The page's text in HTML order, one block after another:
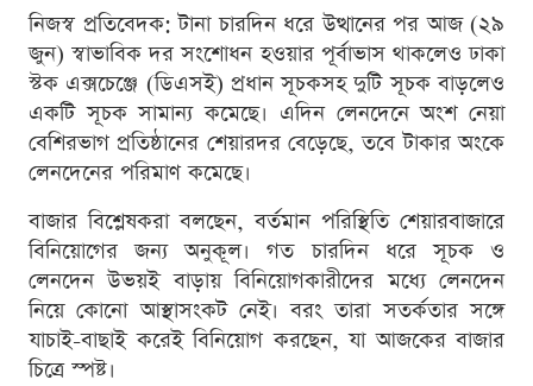
নিজস্ব প্রতিবেদক: টানা চারদিন ধরে উত্থানের পর আজ (২৯
জুন) স্বাভাবিক দর সংশোধন হওয়ার পূর্বাভাস থাকলেও ঢাকা
স্টক এক্সচেঞ্জে (ডিএসই) প্রধান সূচকসহ দুটি সূচক বাড়লেও
একটি সূচক সামান্য কমেছে। এদিন লেনদেনে অংশ নেয়া
বেশিরভাগ প্রতিষ্ঠানের শেয়ারদর বেড়েছে, তবে টাকার অংকে
লেনদেনের পরিমাণ কমেছে।
বাজার বিশ্লেষকরা বলছেন, বর্তমান পরিস্থিতি শেয়ারবাজারে
বিনিয়োগের জন্য অনুকূল। গত চারদিন ধরে সূচক ও
লেনদেন উভয়ই বাড়ায় বিনিয়োগকারীদের মধ্যে লেনদেন
নিয়ে কোনো আস্থাসংকট নেই। বরং তারা সতর্কতার সঙ্গে
যাচাই-বাছাই করেই বিনিয়োগ করছেন, যা আজকের বাজার
চিত্রে স্পষ্ট।